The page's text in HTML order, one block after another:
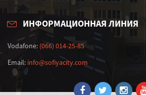
ИНФОРМАЦИОННАЯ ЛИНИЯ
Vodafone: (066) 014-25-85
Email: info@sofiyacity.com